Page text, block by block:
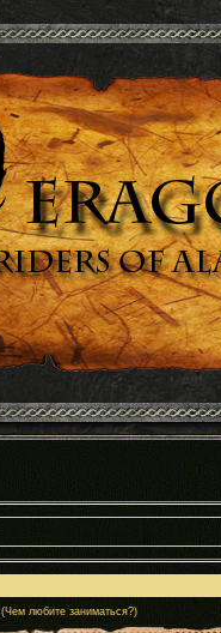
(Чем любите заниматься?)